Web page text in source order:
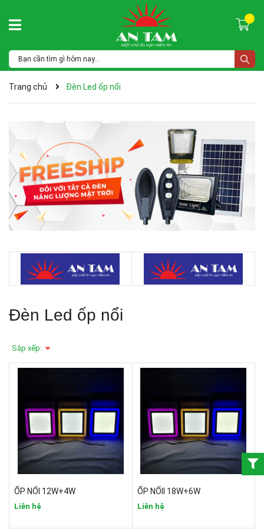
Trang chủ Đèn Led ốp nổi
Đèn Led ốp nổi
Sắp xếp:
ỐP NỔI 12W+4W
Liên hệ
ỐP NỔII 18W+6W
Liên hệ